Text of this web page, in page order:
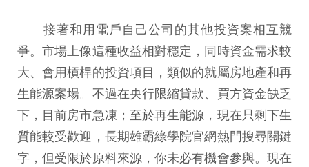
接著和用電戶自己公司的其他投資案相互競
爭。市場上像這種收益相對穩定，同時資金需求較
大、會用槓桿的投資項目，類似的就屬房地產和再
生能源案場。不過在央行限縮貸款、買方資金缺乏
下，目前房市急凍；至於再生能源，現在只剩下生
質能較受歡迎，長期雄霸綠學院官網熱門搜尋關鍵
字，但受限於原料來源，你未必有機會參與。現在